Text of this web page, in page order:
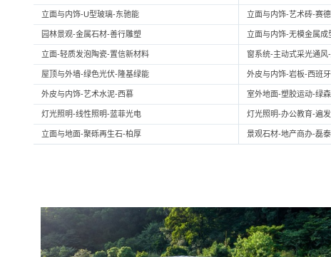
立面与内饰-U型玻璃-东驰能 立面与内饰-艺术砖-赛
园林景观-金属石材-善行雕塑 立面与内饰-无模金属成
立面-轻质发泡陶瓷-置信新材料 窗系统-主动式采光通风
屋顶与外墙-绿色光伏-隆基绿能 外皮与内饰-岩板-西班
外皮与内饰-艺术水泥-西慕 室外地面-塑胶运动-绿森
灯光照明-线性照明-蓝菲光电 灯光照明-办公教育-遍
立面与地面-聚砾再生石-柏厚 景观石材-地产商办-磊